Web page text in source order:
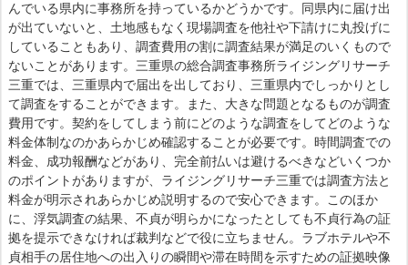
んでいる県内に事務所を持っているかどうかです。同県内に届け出
が出ていないと、土地感もなく現場調査を他社や下請けに丸投げに
していることもあり、調査費用の割に調査結果が満足のいくもので
ないことがあります。三重県の総合調査事務所ライジングリサーチ
三重では、三重県内で届出を出しており、三重県内でしっかりとし
て調査をすることができます。また、大きな問題となるものが調査
費用です。契約をしてしまう前にどのような調査をしてどのような
料金体制なのかあらかじめ確認することが必要です。時間調査での
料金、成功報酬などがあり、完全前払いは避けるべきなどいくつか
のポイントがありますが、ライジングリサーチ三重では調査方法と
料金が明示されあらかじめ説明するので安心できます。このほか
に、浮気調査の結果、不貞が明らかになったとしても不貞行為の証
拠を提示できなければ裁判などで役に立ちません。ラブホテルや不
貞相手の居住地への出入りの瞬間や滞在時間を示すための証拠映像